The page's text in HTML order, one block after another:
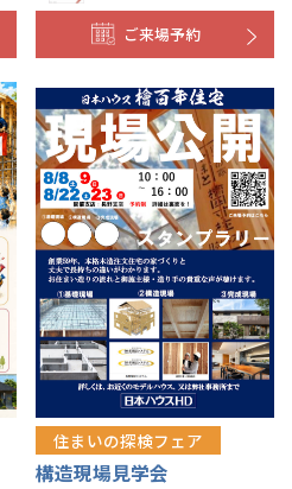
ご来場予約
住まいの探検フェア
構造現場見学会